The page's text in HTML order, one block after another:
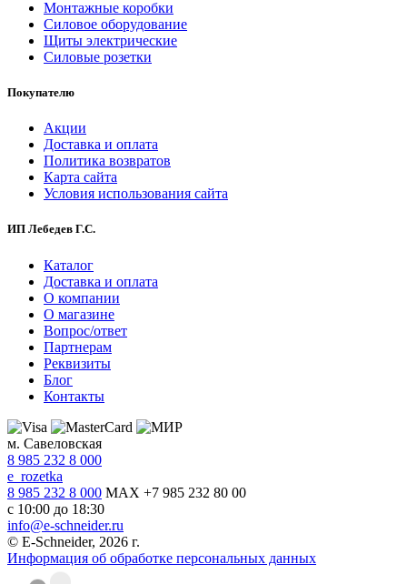
Монтажные коробки
Силовое оборудование
Щиты электрические
Силовые розетки
Покупателю
Акции
Доставка и оплата
Политика возвратов
Карта сайта
Условия использования сайта
ИП Лебедев Г.С.
Каталог
Доставка и оплата
О компании
О магазине
Вопрос/ответ
Партнерам
Реквизиты
Блог
Контакты
м. Савеловская
8 985 232 8 000
e_rozetka
8 985 232 8 000 MAX +7 985 232 80 00
с 10:00 до 18:30
info@e-schneider.ru
© E-Schneider, 2026 г.
Информация об обработке персональных данных